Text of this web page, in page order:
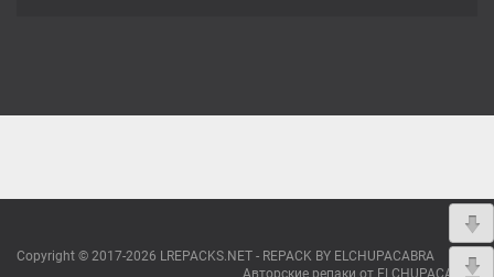
Copyright © 2017-2026 LREPACKS.NET - REPACK BY ELCHUPACABRA
Авторские репаки от ELCHUPACABRA